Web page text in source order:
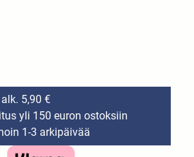
5,90 €
yli 150 euron ostoksiin
1-3 arkipäivää